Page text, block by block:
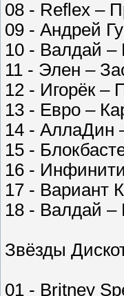
08 - Reflex –
09 - Андрей
10 - Валдай –
11 - Элен –
12 - Игорёк –
13 - Евро –
14 - АллаДин
15 -
16 -
17 - Вариант
18 - Валдай –
Звёзды
01 - Britney